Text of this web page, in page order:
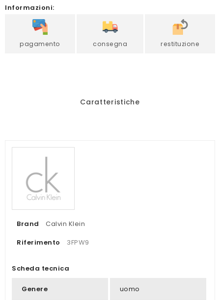
Informazioni:
pagamento consegna restituzione
Caratteristiche
Brand
Calvin Klein
Riferimento
3FPW9
Scheda tecnica
Genere uomo